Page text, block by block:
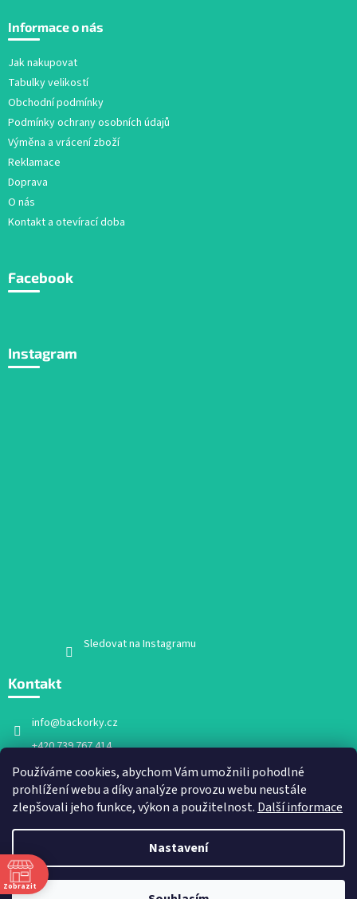
Používáme cookies, abychom Vám umožnili pohodlné
prohlížení webu a díky analýze provozu webu neustále
zlepšovali jeho funkce, výkon a použitelnost. Další informace
Nastavení
p
Informace o nás
Jak nakupovat
Tabulky velikostí
Obchodní podmínky
Podmínky ochrany osobních údajů
Výměna a vrácení zboží
Reklamace
Doprava
O nás
Kontakt a otevírací doba
Facebook
Instagram
Sledovat na Instagramu
Kontakt
info@backorky.cz
+420 739 767 414
Facebook
backorky.cz
Vytvořil Shoptet
Zobrazit